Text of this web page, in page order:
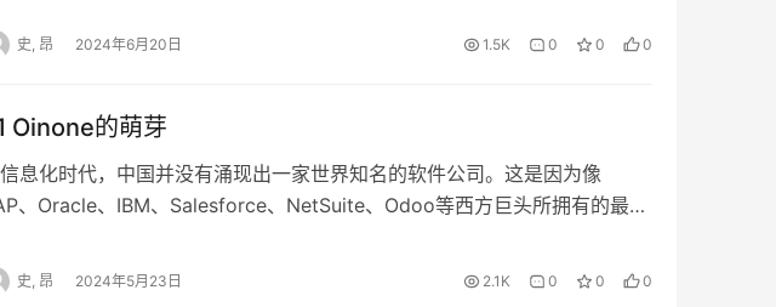
稿"), NOT_ENABLED("NOT_ENABLED", "未启用", "未启用"),
", "已禁用"); public static final String dictionary =
private String value; private String
private String help; DataStatusEnum(String value, String
String help) { this.value = value; this.displayName =
String getDisplayName() { return displayName; } public String
业务组件的核心： Oinone集成了AntdDesignVue的全部UI组件，将它们
工作量。 无代码开发支持： 字段的设计使得Oinone支持无代码开发。开
者可以通过拖拉拽的方式在前端快速构建界面，而后端模型的定义直接决定
些界面的生成。这种模式简化了传统的前端开发流程，提升了开发效率。
性化定制： 虽然标准的UI组件可以满足大部分需求，但复杂多变的业务场景
UI指南，定义专门针对特定行业或客户的定制化字段和组件。 与无代码平
志。 操作支持导出、查看详情。
史, 昂 2024年6月20日 1.5K 0 0 0
Oinone的萌芽
息化时代，中国并没有涌现出一家世界知名的软件公司。这是因为像
、Oracle、IBM、Salesforce、NetSuite、Odoo等西方巨头所拥有的最佳
中国软件业在这个时代的角色是学习和追随者，而最优秀的追随者是金蝶
史, 昂 2024年5月23日 2.1K 0 0 0